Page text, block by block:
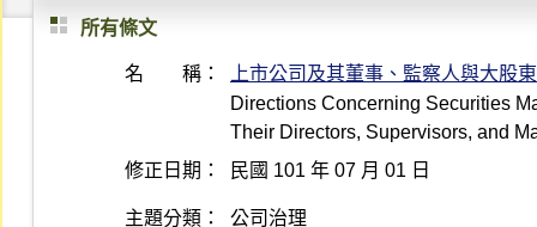
所有條文
名 稱：
上市公司及其董事、監察人與大股
Directions Concerning Securities
Their Directors, Supervisors, and
修正日期：
民國 101 年 07 月 01 日
主題分類： 公司治理